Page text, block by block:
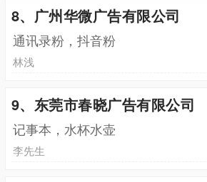
8、广州华微广告有限公司
通讯录粉，抖音粉
林浅
9、东莞市春晓广告有限公司
记事本，水杯水壶
李先生